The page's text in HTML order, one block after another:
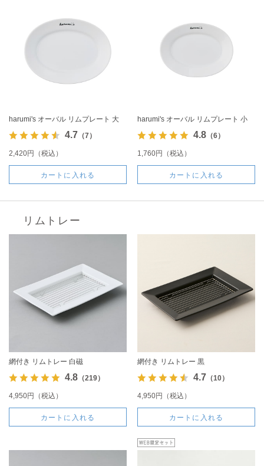
harumi's オーバル リムプレート 大
4.7 （7）
2,420円（税込）
カートに入れる
harumi's オーバル リムプレート 小
4.8（6）
1,760円（税込）
カートに入れる
リムトレー
網付き リムトレー 白磁
4.8（219）
4,950円（税込）
カートに入れる
網付き リムトレー 黒
4.7 （10）
4,950円（税込）
カートに入れる